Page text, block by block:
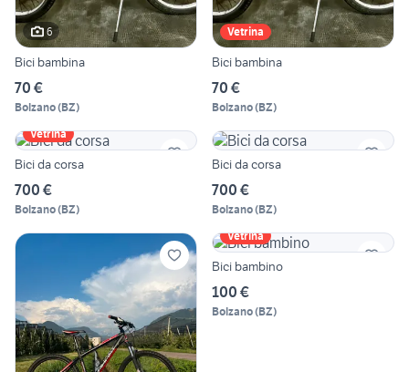
6
Bici bambina
70 €
Bolzano(BZ)
Vetrina
Bici bambina
70 €
Bolzano(BZ)
Vetrina
Bici da corsa
700 €
Bolzano(BZ)
Bici da corsa
700 €
Bolzano(BZ)
Vetrina
Bici bambino
100 €
Bolzano(BZ)